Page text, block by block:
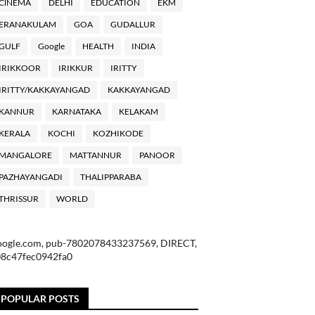
DELHI EDUCATION EKM
GOA GUDALLUR
Google HEALTH INDIA
IRIKKUR IRITTY
KAKKAYANGAD KAKKAYANGAD
KARNATAKA KELAKAM
KOCHI KOZHIKODE
MATTANNUR PANOOR
THALIPPARABA
WORLD
pub-7802078433237569, DIRECT,
POPULAR POSTS